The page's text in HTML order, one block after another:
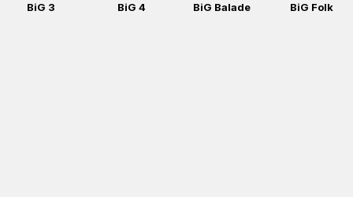
BiG 3 BiG 4 BiG Balade BiG Folk